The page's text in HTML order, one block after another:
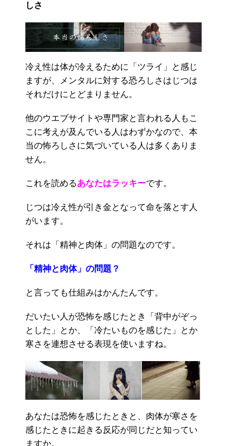
しさ
冷え性は体が冷えるために「ツライ」と感じ
ますが、メンタルに対する恐ろしさはじつは
それだけにとどまりません。
他のウエブサイトや専門家と言われる人もこ
こに考えが及んでいる人はわずかなので、本
当の怖ろしさに気づいている人は多くありま
せん。
これを読めるあなたはラッキーです。
じつは冷え性が引き金となって命を落とす人
がいます。
それは「精神と肉体」の問題なのです。
「精神と肉体」の問題？
と言っても仕組みはかんたんです。
だいたい人が恐怖を感じたとき「背中がぞっ
とした」とか、「冷たいものを感じた」とか
寒さを連想させる表現を使いますね。
あなたは恐怖を感じたときと、肉体が寒さを
感じたときに起きる反応が同じだと知ってい
ますか。